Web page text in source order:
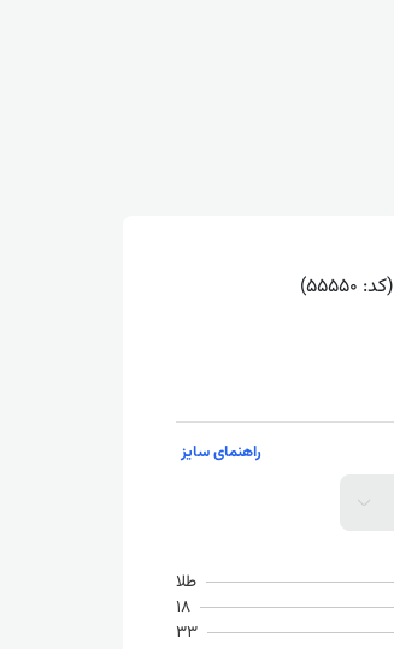
(کد: 55550)
راهنمای سایز
طلا
18
33